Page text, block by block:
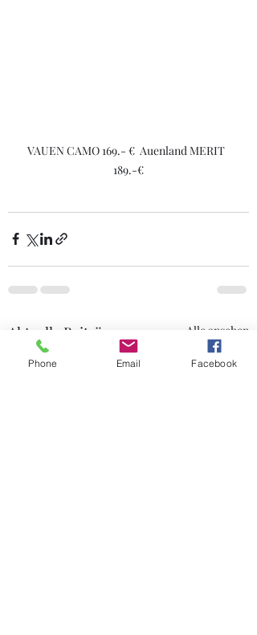
VAUEN CAMO 169.- €  Auenland MERIT
189.-€
Aktuelle Beiträge Alle ansehen
Phone Email Facebook